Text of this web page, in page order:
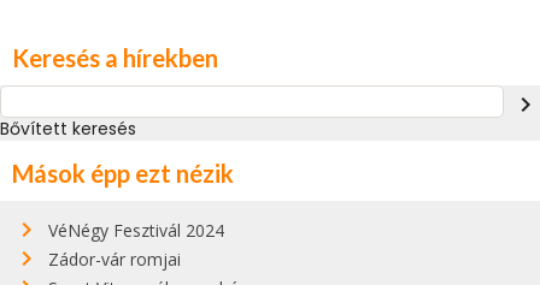
Keresés a hírekben
navigate_next
Bővített keresés
Mások épp ezt nézik
VéNégy Fesztivál 2024
Zádor-vár romjai